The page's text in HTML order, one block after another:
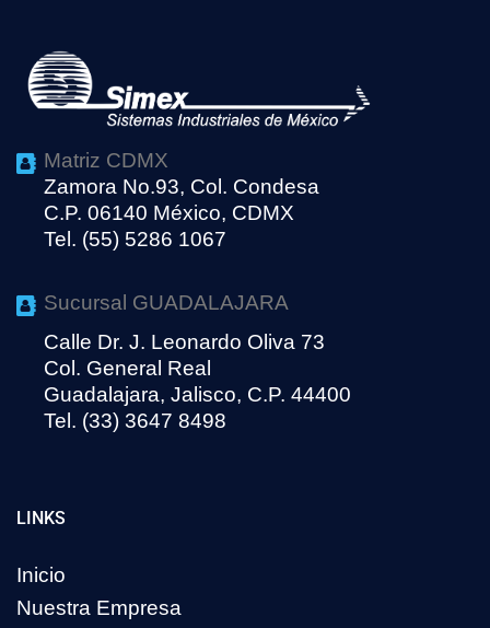
Matriz CDMX
Zamora No.93, Col. Condesa
C.P. 06140 México, CDMX
Tel. (55) 5286 1067
Sucursal GUADALAJARA
Calle Dr. J. Leonardo Oliva 73
Col. General Real
Guadalajara, Jalisco, C.P. 44400
Tel. (33) 3647 8498
LINKS
Inicio
Nuestra Empresa